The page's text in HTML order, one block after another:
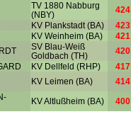
TV 1880 Nabburg
(NBY)
424
KV Plankstadt (BA) 423
KV Weinheim (BA) 421
SV Blau-Weiß
Goldbach (TH)
420
KV Dellfeld (RHP) 417
KV Leimen (BA) 414
KV Altlußheim (BA) 400